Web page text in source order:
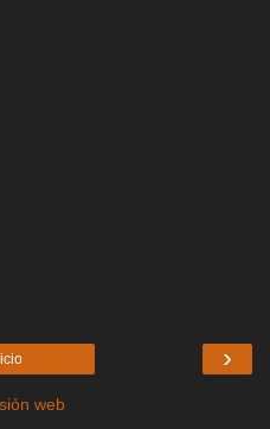
›
web